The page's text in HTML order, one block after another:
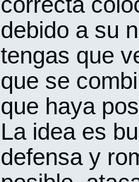
debido a su
tengas que
que se
que haya
La idea es
defensa y